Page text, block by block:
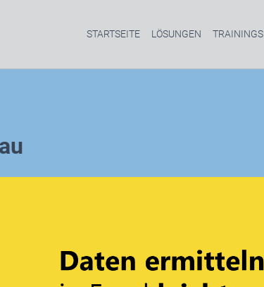
STARTSEITE LÖSUNGEN TRAININGS